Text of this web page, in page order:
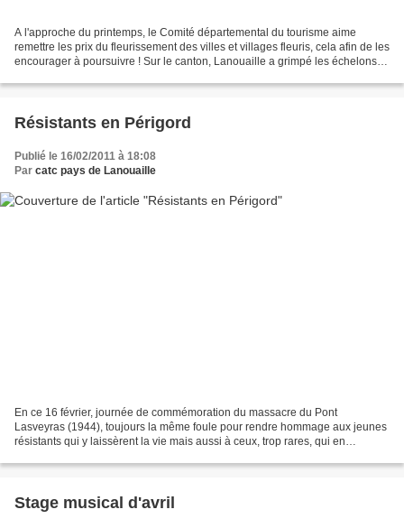
A l'approche du printemps, le Comité départemental du tourisme aime
remettre les prix du fleurissement des villes et villages fleuris, cela afin de les
encourager à poursuivre ! Sur le canton, Lanouaille a grimpé les échelons
Résistants en Périgord
Publié le 16/02/2011 à 18:08
Par catc pays de Lanouaille
En ce 16 février, journée de commémoration du massacre du Pont
Lasveyras (1944), toujours la même foule pour rendre hommage aux jeunes
résistants qui y laissèrent la vie mais aussi à ceux, trop rares, qui en
Stage musical d'avril